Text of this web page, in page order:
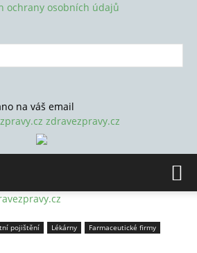
ochrany osobních údajů
na váš email
zdravezpravy.cz
pojištění Lékárny
Farmaceutické firmy